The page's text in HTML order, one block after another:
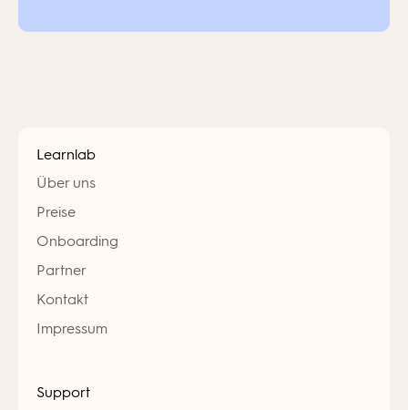
Learnlab
Über uns
Preise
Onboarding
Partner
Kontakt
Impressum
Support